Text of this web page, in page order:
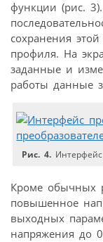
функции (рис.
сохранения
профиля. На
заданные и
работы данные
Рис. 4.
Кроме обычных
повышенное
выходных
напряжения до